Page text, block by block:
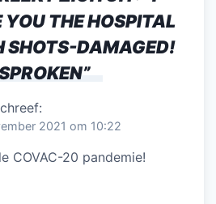
THE HOSPITAL
SHOTS-DAMAGED!
”
2021 om 10:22
COVAC-20 pandemie!